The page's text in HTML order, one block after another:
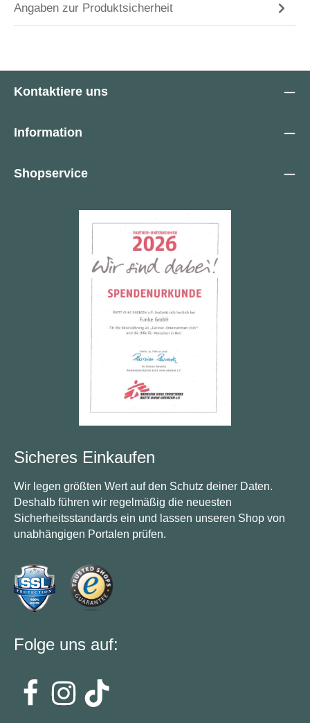
Angaben zur Produktsicherheit
Kontaktiere uns
Information
Shopservice
Sicheres Einkaufen
Wir legen größten Wert auf den Schutz deiner Daten.
Deshalb führen wir regelmäßig die neuesten
Sicherheitsstandards ein und lassen unseren Shop von
unabhängigen Portalen prüfen.
Folge uns auf: